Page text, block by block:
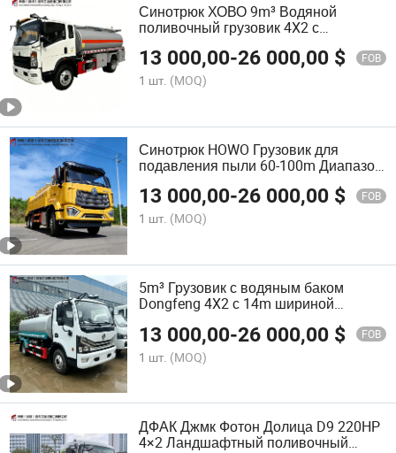
Синотрюк ХОВО 9m³ Водяной
поливочный грузовик 4X2 с
высоконапорной водяной пушкой на
продажу
13 000,00-26 000,00 $ FOB
1 шт. (MOQ)
Синотрюк HOWO Грузовик для
подавления пыли 60-100m Диапазон
распыления для горных взрывных
работ и контроля промышленной
пыли
13 000,00-26 000,00 $ FOB
1 шт. (MOQ)
5m³ Грузовик с водяным баком
Dongfeng 4X2 с 14m шириной
для подавления пыли и
сельскохозяйственного орошения
13 000,00-26 000,00 $ FOB
1 шт. (MOQ)
ДФАК Джмк Фотон Долица D9 220HP
4×2 Ландшафтный поливочный